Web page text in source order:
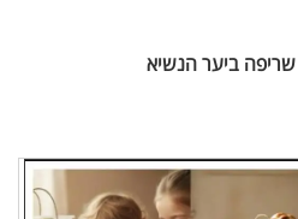
שריפה ביער הנשיא